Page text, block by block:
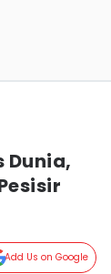
Dunia,
Add Us on Google